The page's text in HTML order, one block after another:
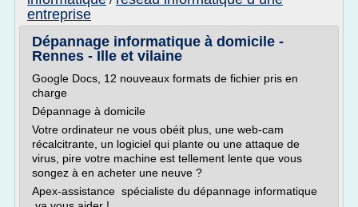
entreprise
Dépannage informatique à domicile -
Rennes - Ille et vilaine
Google Docs, 12 nouveaux formats de fichier pris en
charge
Dépannage à domicile
Votre ordinateur ne vous obéit plus, une web-cam
récalcitrante, un logiciel qui plante ou une attaque de
virus, pire votre machine est tellement lente que vous
songez à en acheter une neuve ?
Apex-assistance spécialiste du dépannage informatique